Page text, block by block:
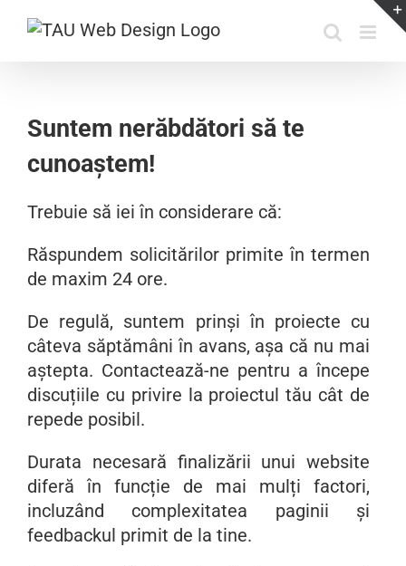
Suntem nerăbdători să te
cunoaștem!
Trebuie să iei în considerare că:
Răspundem solicitărilor primite în termen
de maxim 24 ore.
De regulă, suntem prinși în proiecte cu
câteva săptămâni în avans, așa că nu mai
aștepta. Contactează-ne pentru a începe
discuțiile cu privire la proiectul tău cât de
repede posibil.
Durata necesară finalizării unui website
diferă în funcție de mai mulți factori,
incluzând complexitatea paginii și
feedbackul primit de la tine.